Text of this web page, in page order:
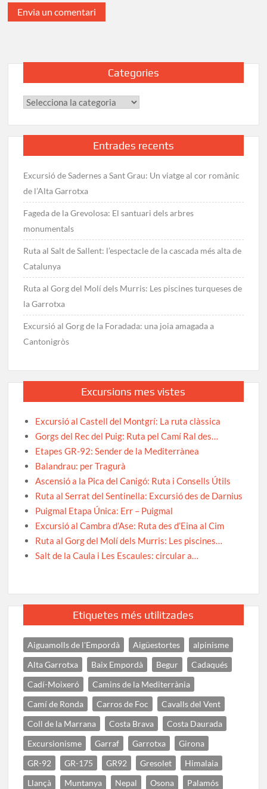
Categories
Categories
Entrades recents
Excursió de Sadernes a Sant Grau: Un viatge al cor romànic
de l’Alta Garrotxa
Fageda de la Grevolosa: El santuari dels arbres
monumentals
Ruta al Salt de Sallent: l’espectacle de la cascada més alta de
Catalunya
Ruta al Gorg del Molí dels Murris: Les piscines turqueses de
la Garrotxa
Excursió al Gorg de la Foradada: una joia amagada a
Cantonigròs
Excursions mes vistes
Excursió al Castell del Montgrí: La ruta clàssica
Gorgs del Rec del Puig: Ruta pel Camí Ral des…
Etapes GR-92: Sender de la Mediterrànea
Balandrau: per Tragurà
Ascensió a la Pica del Canigó: Ruta i Consells Útils
Ruta al Serrat del Sentinella: Excursió des de Darnius
Puigmal Etapa Única: Err – Puigmal
Excursió al Cambra d’Ase: Ruta des d’Eina al Cim
Ruta al Gorg del Molí dels Murris: Les piscines…
Salt de la Caula i Les Escaules: circular a…
Etiquetes més utilitzades
Aiguamolls de l'Empordà Aigüestortes
alpinisme
Alta Garrotxa
Baix Empordà Begur
Cadaqués
Cadí-Moixeró
Camins de la Mediterrània
Camí de Ronda
Carros de Foc
Cavalls del Vent
Coll de la Marrana
Costa Brava
Costa Daurada
Excursionisme
Garraf Garrotxa
Girona
GR-92
GR-175 GR92 Gresolet
Himalaia
Llançà
Muntanya Nepal Osona
Palamós